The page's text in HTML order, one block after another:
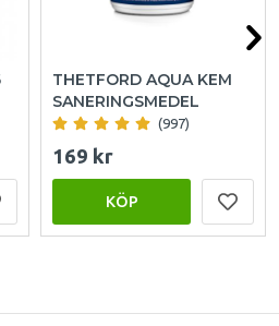
THETFORD AQUA KEM
SANERINGSMEDEL
(997)
169 kr
KÖP